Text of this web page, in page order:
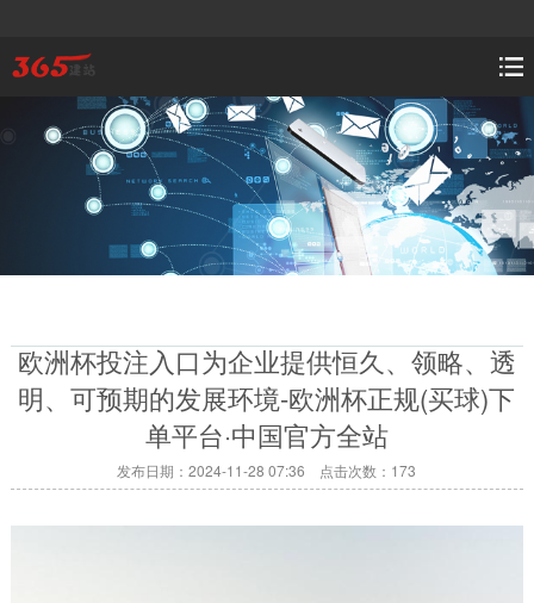
欧洲杯投注入口为企业提供恒久、领略、透
明、可预期的发展环境-欧洲杯正规(买球)下
单平台·中国官方全站
发布日期：2024-11-28 07:36 点击次数：173